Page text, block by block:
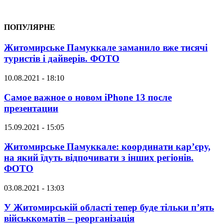
ПОПУЛЯРНЕ
Житомирське Памуккале заманило вже тисячі
туристів і дайверів. ФОТО
10.08.2021 - 18:10
Самое важное о новом iPhone 13 после
презентации
15.09.2021 - 15:05
Житомирське Памуккале: координати кар’єру,
на який їдуть відпочивати з інших регіонів.
ФОТО
03.08.2021 - 13:03
У Житомирській області тепер буде тільки п’ять
військкоматів – реорганізація